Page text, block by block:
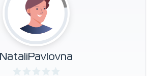
NataliPavlovna